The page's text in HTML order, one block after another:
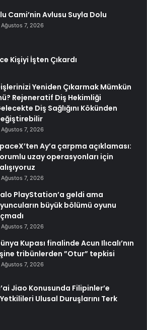
Cami’nin Avlusu Suyla Dolu
Ağustos 7, 2026
Kişiyi İşten Çıkardı
Yeniden Çıkarmak Mümkün
Rejeneratif Diş Hekimliği
Diş Sağlığını Kökünden
Ağustos 7, 2026
Ay’a çarpma açıklaması:
uzay operasyonları için
Ağustos 7, 2026
PlayStation’a geldi ama
büyük bölümü oyunu
Ağustos 7, 2026
Kupası finalinde Acun Ilıcalı’nın
tribünlerden ”Otur” tepkisi
Ağustos 7, 2026
Jiao Konusunda Filipinler’e
Ulusal Duruşlarını Terk